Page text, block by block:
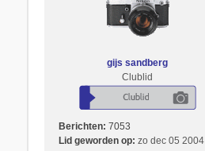
gijs sandberg
Clublid
Berichten: 7053
Lid geworden op: zo dec 05 2004